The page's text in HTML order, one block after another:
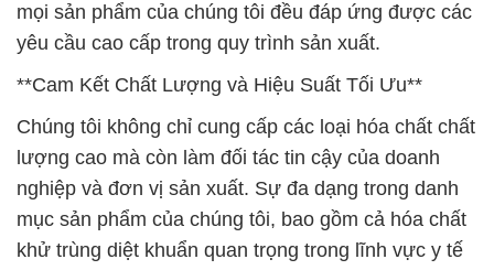
mọi sản phẩm của chúng tôi đều đáp ứng được các
yêu cầu cao cấp trong quy trình sản xuất.
**Cam Kết Chất Lượng và Hiệu Suất Tối Ưu**
Chúng tôi không chỉ cung cấp các loại hóa chất chất
lượng cao mà còn làm đối tác tin cậy của doanh
nghiệp và đơn vị sản xuất. Sự đa dạng trong danh
mục sản phẩm của chúng tôi, bao gồm cả hóa chất
khử trùng diệt khuẩn quan trọng trong lĩnh vực y tế